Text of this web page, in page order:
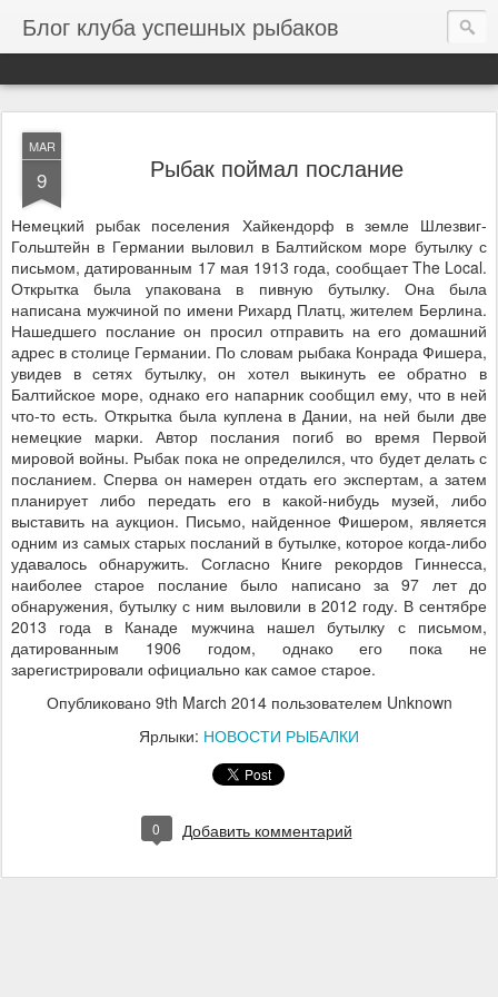
Блог клуба успешных рыбаков
MAR
9 Рыбак поймал послание
Немецкий рыбак поселения Хайкендорф в земле Шлезвиг-
Гольштейн в Германии выловил в Балтийском море бутылку с
письмом, датированным 17 мая 1913 года, сообщает The Local.
Открытка была упакована в пивную бутылку. Она была
написана мужчиной по имени Рихард Платц, жителем Берлина.
Нашедшего послание он просил отправить на его домашний
адрес в столице Германии. По словам рыбака Конрада Фишера,
увидев в сетях бутылку, он хотел выкинуть ее обратно в
Балтийское море, однако его напарник сообщил ему, что в ней
что-то есть. Открытка была куплена в Дании, на ней были две
немецкие марки. Автор послания погиб во время Первой
мировой войны. Рыбак пока не определился, что будет делать с
посланием. Сперва он намерен отдать его экспертам, а затем
планирует либо передать его в какой-нибудь музей, либо
выставить на аукцион. Письмо, найденное Фишером, является
одним из самых старых посланий в бутылке, которое когда-либо
удавалось обнаружить. Согласно Книге рекордов Гиннесса,
наиболее старое послание было написано за 97 лет до
обнаружения, бутылку с ним выловили в 2012 году. В сентябре
2013 года в Канаде мужчина нашел бутылку с письмом,
датированным 1906 годом, однако его пока не
зарегистрировали официально как самое старое.
Опубликовано 9th March 2014пользователем Unknown
Ярлыки: НОВОСТИ РЫБАЛКИ
0 Добавить комментарий